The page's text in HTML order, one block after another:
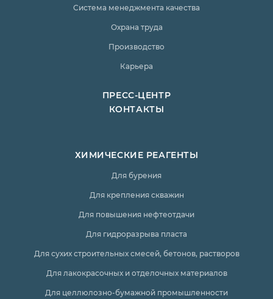
Система менеджмента качества
Охрана труда
Производство
Карьера
ПРЕСС-ЦЕНТР
КОНТАКТЫ
ХИМИЧЕСКИЕ РЕАГЕНТЫ
Для бурения
Для крепления скважин
Для повышения нефтеотдачи
Для гидроразрыва пласта
Для сухих строительных смесей, бетонов, растворов
Для лакокрасочных и отделочных материалов
Для целлюлозно-бумажной промышленности